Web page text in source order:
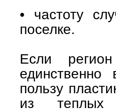
• частоту
поселке.
Если
пользу
из